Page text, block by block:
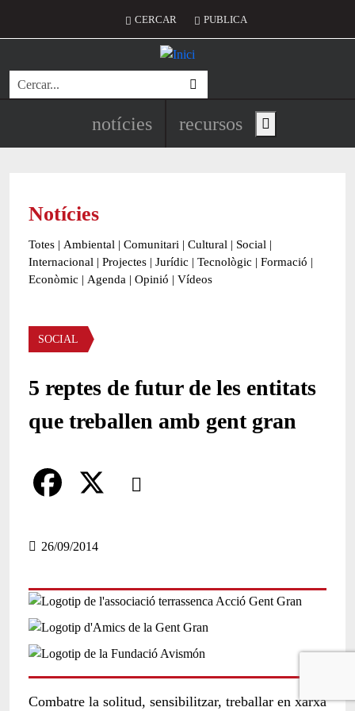
Menú del compte d'usuari
CERCAR PUBLICA
Cerca
Navegació principal de
notícies recursos Show main menu
Notícies
Totes | Ambiental | Comunitari | Cultural | Social |
Internacional | Projectes | Jurídic | Tecnològic | Formació |
Econòmic | Agenda | Opinió | Vídeos
Àmbit de la notícia
SOCIAL
5 reptes de futur de les entitats
que treballen amb gent gran
Comparteix
a
e
b
o
26/09/2014
Combatre la solitud, sensibilitzar, treballar en xarxa